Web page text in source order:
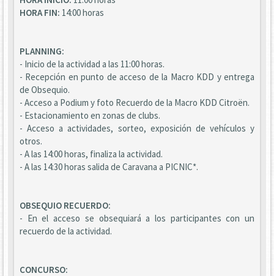
HORA FIN: 14:00 horas
PLANNING:
- Inicio de la actividad a las 11:00 horas.
- Recepción en punto de acceso de la Macro KDD y entrega
de Obsequio.
- Acceso a Podium y foto Recuerdo de la Macro KDD Citroën.
- Estacionamiento en zonas de clubs.
- Acceso a actividades, sorteo, exposición de vehículos y
otros.
- A las 14:00 horas, finaliza la actividad.
- A las 14:30 horas salida de Caravana a PICNIC*.
OBSEQUIO RECUERDO:
- En el acceso se obsequiará a los participantes con un
recuerdo de la actividad.
CONCURSO: